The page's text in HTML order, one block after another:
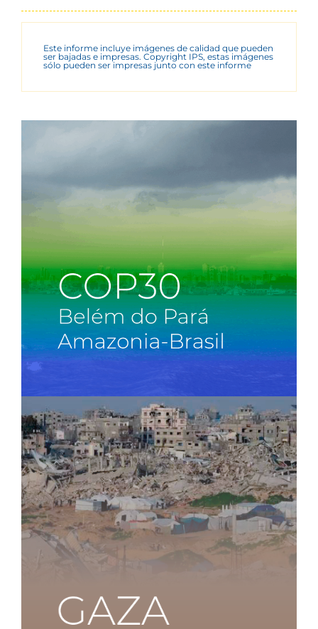
Este informe incluye imágenes de calidad que pueden
ser bajadas e impresas. Copyright IPS, estas imágenes
sólo pueden ser impresas junto con este informe